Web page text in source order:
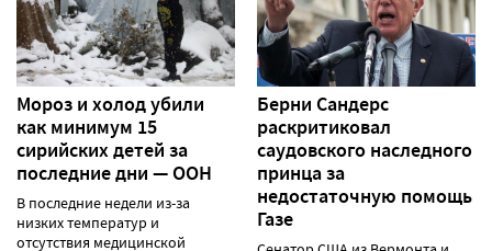
Мороз и холод убили
как минимум 15
сирийских детей за
последние дни — ООН
В последние недели из-за
низких температур и
отсутствия медицинской
Берни Сандерс
раскритиковал
саудовского наследного
принца за
недостаточную помощь
Газе